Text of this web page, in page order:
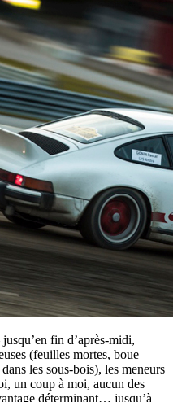
fin d’après-midi,
(feuilles mortes, boue
les sous-bois), les meneurs
un coup à moi, aucun des
déterminant… jusqu’à